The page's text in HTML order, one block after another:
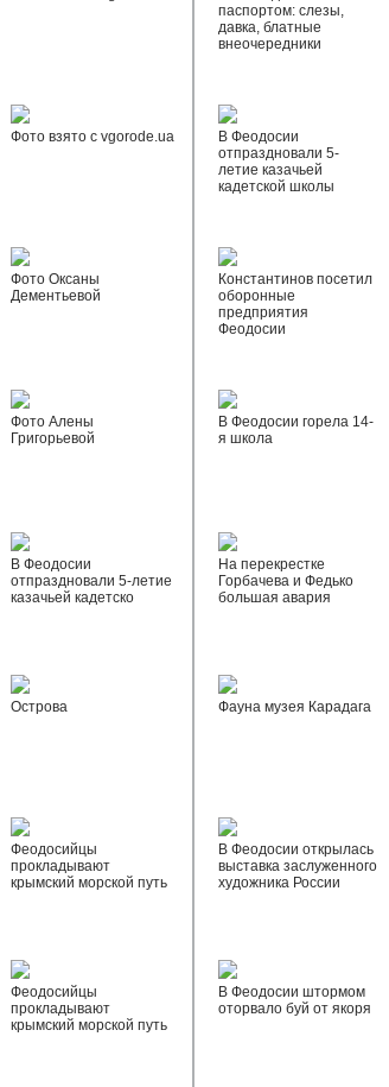
Фото взято с vgorode.ua
Фото Оксаны
Дементьевой
Фото Алены
Григорьевой
В Феодосии
отпраздновали 5-летие
казачьей кадетско
Острова
Феодосийцы
прокладывают
крымский морской путь
Феодосийцы
прокладывают
крымский морской путь
паспортом: слезы,
давка, блатные
внеочередники
В Феодосии
отпраздновали 5-
летие казачьей
кадетской школы
Константинов посетил
оборонные
предприятия
Феодосии
В Феодосии горела 14-
я школа
На перекрестке
Горбачева и Федько
большая авария
Фауна музея Карадага
В Феодосии открылась
выставка заслуженного
художника России
В Феодосии штормом
оторвало буй от якоря